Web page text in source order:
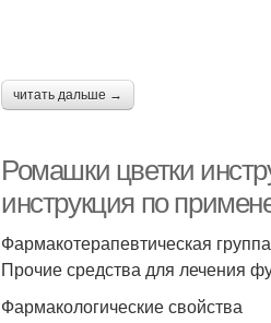
читать дальше →
Ромашки цветки
инструкция по
Фармакотерапевтическая группа
Прочие средства для лечения
Фармакологические свойства